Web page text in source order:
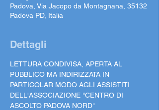
Padova, Via Jacopo da Montagnana, 35132
Padova PD, Italia
Dettagli
LETTURA CONDIVISA, APERTA AL
PUBBLICO MA INDIRIZZATA IN
PARTICOLAR MODO AGLI ASSISTITI
DELL'ASSOCIAZIONE "CENTRO DI
ASCOLTO PADOVA NORD"